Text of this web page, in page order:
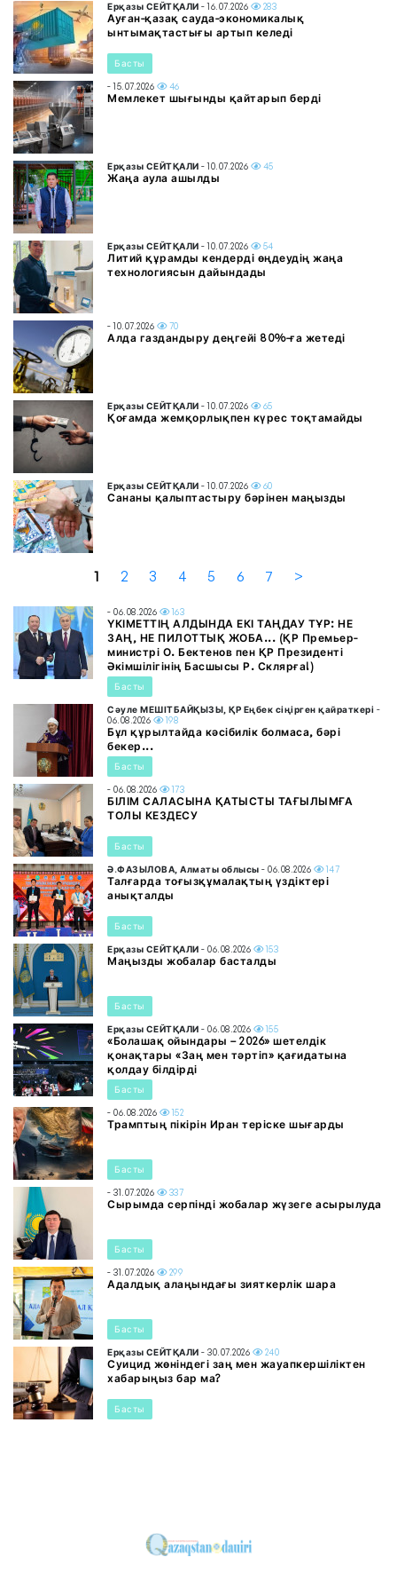
Ерқазы СЕЙТҚАЛИ - 16.07.2026 283
Ауған-қазақ сауда-экономикалық
ынтымақтастығы артып келеді
Басты
- 15.07.2026 46
Мемлекет шығынды қайтарып берді
Ерқазы СЕЙТҚАЛИ - 10.07.2026 45
Жаңа аула ашылды
Ерқазы СЕЙТҚАЛИ - 10.07.2026 54
Литий құрамды кендерді өңдеудің жаңа
технологиясын дайындады
- 10.07.2026 70
Алда газдандыру деңгейі 80%-ға жетеді
Ерқазы СЕЙТҚАЛИ - 10.07.2026 65
Қоғамда жемқорлықпен күрес тоқтамайды
Ерқазы СЕЙТҚАЛИ - 10.07.2026 60
Сананы қалыптастыру бәрінен маңызды
1 2 3 4 5 6 7 >
- 06.08.2026 163
ҮКІМЕТТІҢ АЛДЫНДА ЕКІ ТАҢДАУ ТҰР: НЕ
ЗАҢ, НЕ ПИЛОТТЫҚ ЖОБА... (ҚР Премьер-
министрі О. Бектенов пен ҚР Президенті
Әкімшілігінің Басшысы Р. Склярға!)
Басты
Сәуле МЕШІТБАЙҚЫЗЫ, ҚР Еңбек сіңірген қайраткері -
06.08.2026
198
Бұл құрылтайда кәсібилік болмаса, бәрі
бекер...
Басты
- 06.08.2026 173
БІЛІМ САЛАСЫНА ҚАТЫСТЫ ТАҒЫЛЫМҒА
ТОЛЫ КЕЗДЕСУ
Басты
Ә.ФАЗЫЛОВА, Алматы облысы - 06.08.2026 147
Талғарда тоғызқұмалақтың үздіктері
анықталды
Басты
Ерқазы СЕЙТҚАЛИ - 06.08.2026 153
Маңызды жобалар басталды
Басты
Ерқазы СЕЙТҚАЛИ - 06.08.2026 155
«Болашақ ойындары – 2026» шетелдік
қонақтары «Заң мен тәртіп» қағидатына
қолдау білдірді
Басты
- 06.08.2026 152
Трамптың пікірін Иран теріске шығарды
Басты
- 31.07.2026 337
Сырымда серпінді жобалар жүзеге асырылуда
Басты
- 31.07.2026 299
Адалдық алаңындағы зияткерлік шара
Басты
Ерқазы СЕЙТҚАЛИ - 30.07.2026 240
Суицид жөніндегі заң мен жауапкершіліктен
хабарыңыз бар ма?
Басты